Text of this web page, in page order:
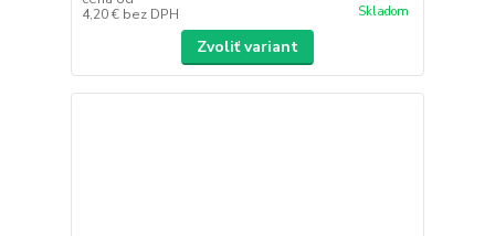
4,20 € bez DPH Skladom
Zvoliť variant